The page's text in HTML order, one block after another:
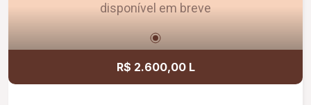
disponível em breve
R$ 2.600,00 L